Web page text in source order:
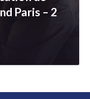
Paris – 2